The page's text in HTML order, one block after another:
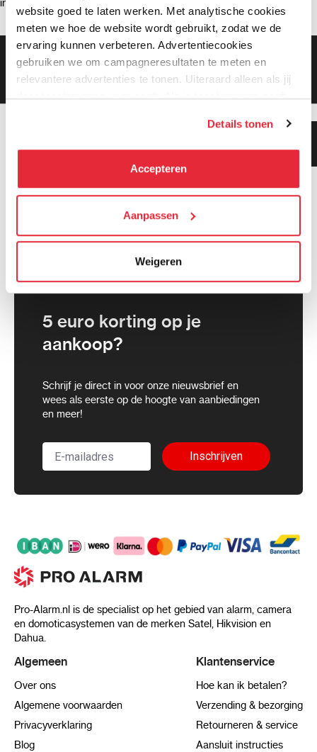
website goed te laten werken. Met analytische cookies
meten we hoe de website wordt gebruikt, zodat we de
ervaring kunnen verbeteren. Advertentiecookies
gebruiken we om campagneresultaten te meten en
relevantere advertenties te tonen. Uiteraard alleen als jij
daar toestemming voor geeft. Als je toestemming geeft,
kunnen deze gegevens combineren met informatie die zij
hebben verzameld via het gebruik van hun diensten. Je
kunt alle cookies accepteren, alleen noodzakelijke
We werken samen met21 derden
die uw gegevens
kunnen ontvangen en verwerken.
Details tonen
Accepteren
Aanpassen
Weigeren
installatie (2)
Gratis bezorging vanaf €99,-
Gratis retourneren binnen 90 dagen*
Klanten geven ons een 9.3 gemiddeld
5 euro korting op je
aankoop?
Schrijf je direct in voor onze nieuwsbrief en
wees als eerste op de hoogte van aanbiedingen
en meer!
Inschrijven
Pro-Alarm.nl is de specialist op het gebied van alarm, camera
en domoticasystemen van de merken Satel, Hikvision en
Dahua.
gemiddeld!
Algemeen
Over ons
Algemene voorwaarden
Privacyverklaring
Blog
Klantenservice
Hoe kan ik betalen?
Verzending & bezorging
Retourneren & service
Aansluit instructies